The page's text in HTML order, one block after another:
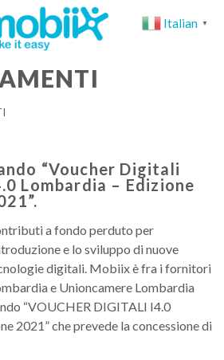
“Voucher Digitali
Lombardia – Edizione
a fondo perduto per
e lo sviluppo di nuove
digitali. Mobiix è fra i fornitori
e Unioncamere Lombardia
“VOUCHER DIGITALI I4.0
2021” che prevede la concessione di
Italian ▼